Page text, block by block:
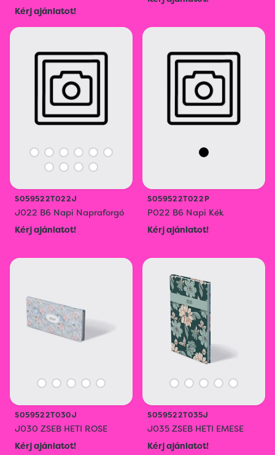
Kérj ajánlatot!
S059522T022J
J022 B6 Napi Napraforgó
Kérj ajánlatot!
S059522T022P
P022 B6 Napi Kék
Kérj ajánlatot!
S059522T030J
J030 ZSEB HETI ROSE
Kérj ajánlatot!
S059522T035J
J035 ZSEB HETI EMESE
Kérj ajánlatot!